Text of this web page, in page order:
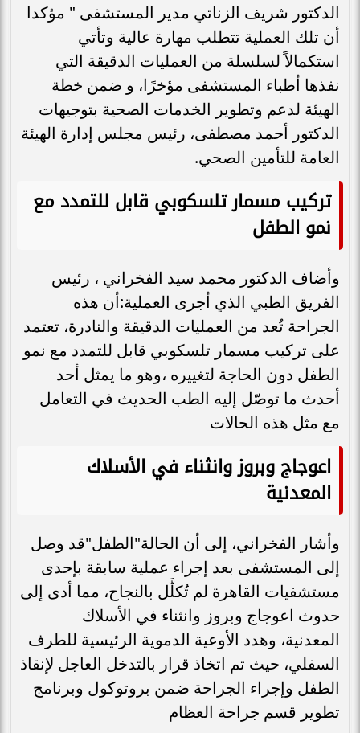
الدكتور شريف الزناتي مدير المستشفى " مؤكدا
أن تلك العملية تتطلب مهارة عالية وتأتي
استكمالاً لسلسلة من العمليات الدقيقة التي
نفذها أطباء المستشفى مؤخرًا، و ضمن خطة
الهيئة لدعم وتطوير الخدمات الصحية بتوجيهات
الدكتور أحمد مصطفى، رئيس مجلس إدارة الهيئة
العامة للتأمين الصحي.
تركيب مسمار تلسكوبي قابل للتمدد مع
نمو الطفل
وأضاف الدكتور محمد سيد الفخراني ، رئيس
الفريق الطبي الذي أجرى العملية:أن هذه
الجراحة تُعد من العمليات الدقيقة والنادرة، تعتمد
على تركيب مسمار تلسكوبي قابل للتمدد مع نمو
الطفل دون الحاجة لتغييره ،وهو ما يمثل أحد
أحدث ما توصّل إليه الطب الحديث في التعامل
مع مثل هذه الحالات
اعوجاج وبروز وانثناء في الأسلاك
المعدنية
وأشار الفخراني، إلى أن الحالة"الطفل"قد وصل
إلى المستشفى بعد إجراء عملية سابقة بإحدى
مستشفيات القاهرة لم تُكلَّل بالنجاح، مما أدى إلى
حدوث اعوجاج وبروز وانثناء في الأسلاك
المعدنية، وهدد الأوعية الدموية الرئيسية للطرف
السفلي، حيث تم اتخاذ قرار بالتدخل العاجل لإنقاذ
الطفل وإجراء الجراحة ضمن بروتوكول وبرنامج
تطوير قسم جراحة العظام